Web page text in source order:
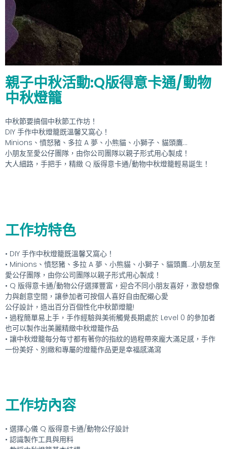
親子中秋活動:Q版得意卡通/動物
中秋燈籠
中秋節要搞個中秋節工作坊！
DIY 手作中秋燈籠既溫馨又窩心！
Minions、憤怒豬、多拉 A 夢、小熊貓、小獅子、貓頭鷹…
小朋友至愛公仔團隊，由你公司團隊以親子形式用心製成！
大人細路，手把手，精緻 Q 版得意卡通/動物中秋燈籠輕易誕生！
工作坊特色
• DIY 手作中秋燈籠既溫馨又窩心！
• Minions、憤怒豬、多拉 A 夢、小熊貓、小獅子、貓頭鷹…小朋友至
愛公仔團隊，由你公司團隊以親子形式用心製成！
• Q 版得意卡通/動物公仔選擇豐富，迎合不同小朋友喜好，激發想像
力與創意空間，讓參加者可按個人喜好自由配襯心愛
公仔設計，造出百分百個性化中秋節燈籠!
• 過程簡單易上手，手作經驗與美術觸覺長期處於 Level 0 的參加者
也可以製作出美麗精緻中秋燈籠作品
• 讓中秋燈籠每分每寸都有著你的指紋的過程帶來龐大滿足感，手作
一份美好、別緻和專屬的燈籠作品更是幸福感滿瀉
工作坊內容
• 選擇心儀 Q 版得意卡通/動物公仔設計
• 認識製作工具與用料